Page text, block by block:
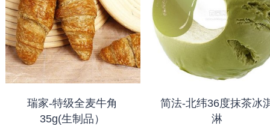
瑞家-特级全麦牛角
35g(生制品）
简法-北纬36度抹茶冰
淋